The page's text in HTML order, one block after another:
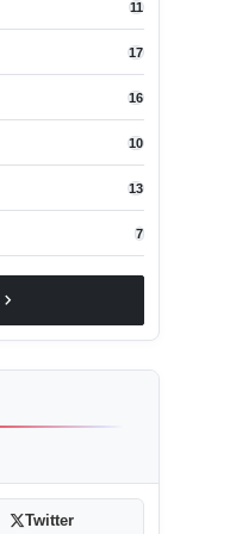
11
17
16
10
13
7
chevron_right
Twitter